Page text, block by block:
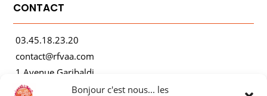
Bonjour c'est nous... les
CONTACT
03.45.18.23.20
contact@rfvaa.com
1 Avenue Garibaldi
21000 Dijon